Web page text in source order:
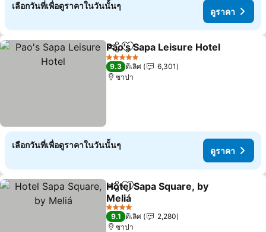
เลือกวันที่เพื่อดูราคาในวันนั้นๆ
ดูราคา
แชร์ เพิ่มในรายการโปรด
Pao's Sapa Leisure Hotel
5 ดาว
9.3 ดีเลิศ
6,301
ซาปา
เลือกวันที่เพื่อดูราคาในวันนั้นๆ
ดูราคา
แชร์ เพิ่มในรายการโปรด
Hotel Sapa Square, by
Meliá
ดูราคา
4 ดาว
9.1 ดีเลิศ
2,280
ซาปา